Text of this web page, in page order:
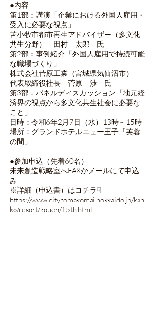
●内容
第1部：講演「企業における外国人雇用・
受入に必要な視点」
苫小牧市都市再生アドバイザー（多文化
共生分野） 田村 太郎 氏
第2部：事例紹介「外国人雇用で持続可能
な職場づくり」
株式会社菅原工業（宮城県気仙沼市）
代表取締役社長 菅原 渉 氏
第3部：パネルディスカッション「地元経
済界の視点から多文化共生社会に必要な
こと」
日時：令和6年2月7日（水）13時～15時
場所：グランドホテルニュー王子「芙蓉
の間」
●参加申込（先着60名）
未来創造戦略室へFAXかメールにて申込
み
※詳細（申込書）はコチラ☟
https://www.city.tomakomai.hokkaido.jp/kan
ko/resort/kouen/15th.html